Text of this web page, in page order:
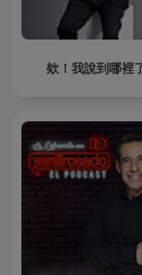
欸！我說到哪裡